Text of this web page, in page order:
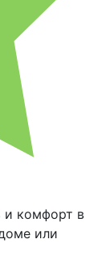
и комфорт в
или